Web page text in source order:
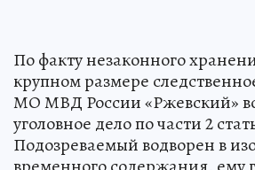
По факту незаконного
крупном размере
МО МВД России «Ржевский»
уголовное дело по части 2
Подозреваемый водворен в